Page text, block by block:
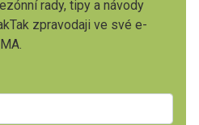
rady, tipy a návody
zpravodaji ve své e-